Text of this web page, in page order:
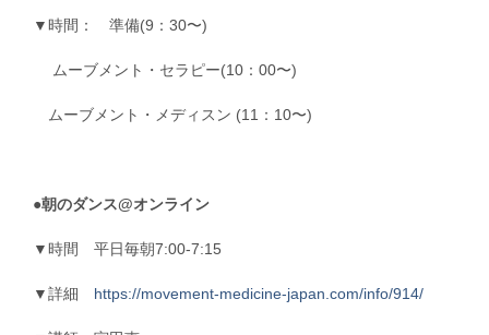
▼時間： 準備(9：30〜)
ムーブメント・セラピー(10：00〜)
ムーブメント・メディスン (11：10〜)
●朝のダンス@オンライン
▼時間 平日毎朝7:00-7:15
▼詳細 https://movement-medicine-japan.com/info/914/